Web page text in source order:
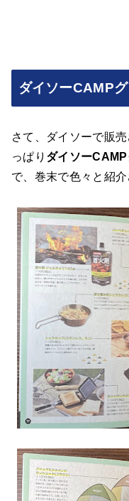
ダイソーCAMP
さて、ダイソーで販
っぱり ダイソー
で、巻末で色々と紹介